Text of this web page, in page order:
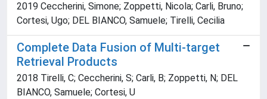
2019 Ceccherini, Simone; Zoppetti, Nicola; Carli, Bruno;
Cortesi, Ugo; DEL BIANCO, Samuele; Tirelli, Cecilia
Complete Data Fusion of Multi-target
Retrieval Products
2018 Tirelli, C; Ceccherini, S; Carli, B; Zoppetti, N; DEL
BIANCO, Samuele; Cortesi, U